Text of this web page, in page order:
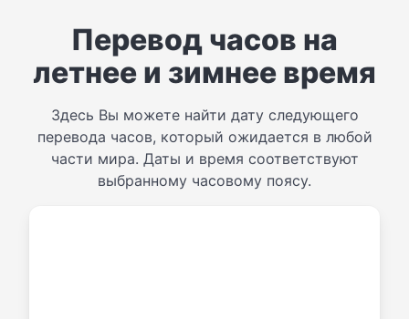
Перевод часов на
летнее и зимнее время
Здесь Вы можете найти дату следующего
перевода часов, который ожидается в любой
части мира. Даты и время соответствуют
выбранному часовому поясу.